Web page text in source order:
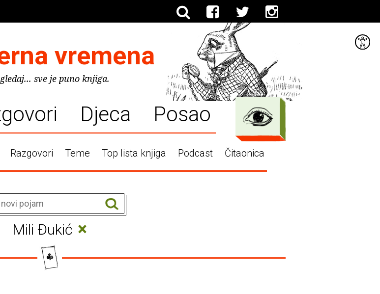
vremena
sve je puno knjiga.
Djeca Posao
Razgovori Teme Top lista knjiga Podcast Čitaonica
Mili Đukić ×